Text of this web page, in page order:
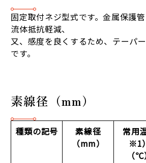
固定取付ネジ型式です。金属保護管
流体抵抗軽減、
又、感度を良くするため、テーパ
です。
素線径（mm）
種類の記号
素線径
（mm）
常用
※1）
（℃